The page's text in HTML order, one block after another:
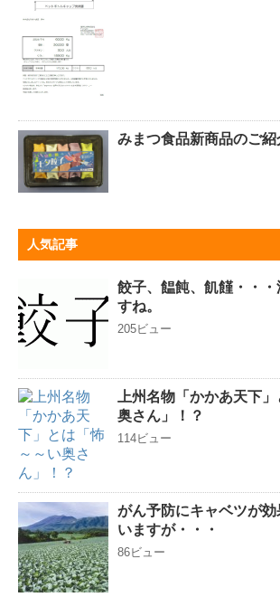
みまつ食品新商品のご紹
人気記事
餃子、饂飩、飢饉・・
すね。
205ビュー
上州名物「かかあ天下
奥さん」！？
114ビュー
がん予防にキャベツが
いますが・・・
86ビュー